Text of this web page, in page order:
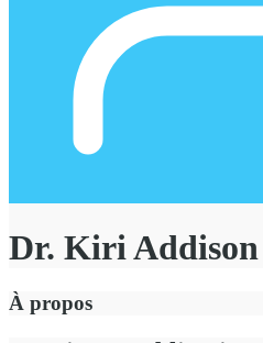
Dr. Kiri Addison
À propos